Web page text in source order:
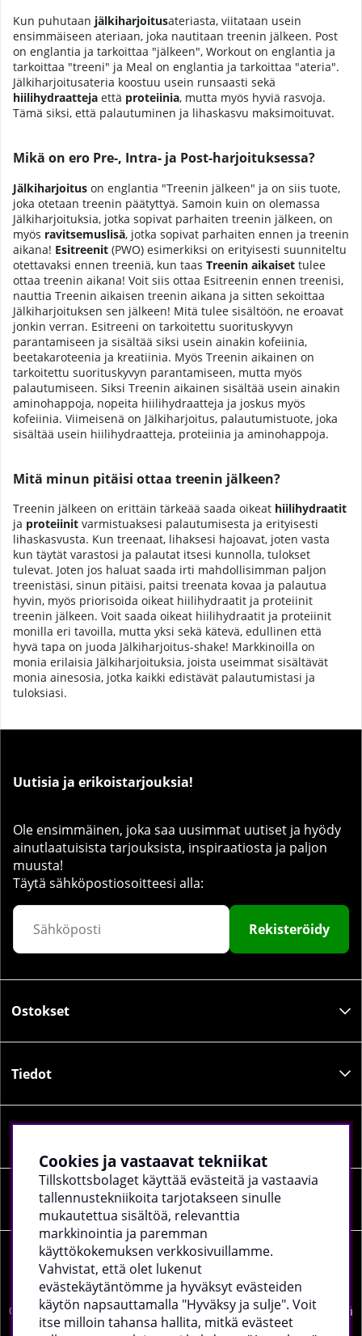
Kun puhutaan jälkiharjoitusateriasta, viitataan usein
ensimmäiseen ateriaan, joka nautitaan treenin jälkeen. Post
on englantia ja tarkoittaa "jälkeen", Workout on englantia ja
tarkoittaa "treeni" ja Meal on englantia ja tarkoittaa "ateria".
Jälkiharjoitusateria koostuu usein runsaasti sekä
hiilihydraatteja että proteiinia, mutta myös hyviä rasvoja.
Tämä siksi, että palautuminen ja lihaskasvu maksimoituvat.
Mikä on ero Pre-, Intra- ja Post-harjoituksessa?
Jälkiharjoitus on englantia "Treenin jälkeen" ja on siis tuote,
joka otetaan treenin päätyttyä. Samoin kuin on olemassa
Jälkiharjoituksia, jotka sopivat parhaiten treenin jälkeen, on
myös ravitsemuslisä, jotka sopivat parhaiten ennen ja treenin
aikana! Esitreenit (PWO) esimerkiksi on erityisesti suunniteltu
otettavaksi ennen treeniä, kun taas Treenin aikaiset tulee
ottaa treenin aikana! Voit siis ottaa Esitreenin ennen treenisi,
nauttia Treenin aikaisen treenin aikana ja sitten sekoittaa
Jälkiharjoituksen sen jälkeen! Mitä tulee sisältöön, ne eroavat
jonkin verran. Esitreeni on tarkoitettu suorituskyvyn
parantamiseen ja sisältää siksi usein ainakin kofeiinia,
beetakaroteenia ja kreatiinia. Myös Treenin aikainen on
tarkoitettu suorituskyvyn parantamiseen, mutta myös
palautumiseen. Siksi Treenin aikainen sisältää usein ainakin
aminohappoja, nopeita hiilihydraatteja ja joskus myös
kofeiinia. Viimeisenä on Jälkiharjoitus, palautumistuote, joka
sisältää usein hiilihydraatteja, proteiinia ja aminohappoja.
Mitä minun pitäisi ottaa treenin jälkeen?
Treenin jälkeen on erittäin tärkeää saada oikeat hiilihydraatit
ja proteiinit varmistuaksesi palautumisesta ja erityisesti
lihaskasvusta. Kun treenaat, lihaksesi hajoavat, joten vasta
kun täytät varastosi ja palautat itsesi kunnolla, tulokset
tulevat. Joten jos haluat saada irti mahdollisimman paljon
treenistäsi, sinun pitäisi, paitsi treenata kovaa ja palautua
hyvin, myös priorisoida oikeat hiilihydraatit ja proteiinit
treenin jälkeen. Voit saada oikeat hiilihydraatit ja proteiinit
monilla eri tavoilla, mutta yksi sekä kätevä, edullinen että
hyvä tapa on juoda Jälkiharjoitus-shake! Markkinoilla on
monia erilaisia Jälkiharjoituksia, joista useimmat sisältävät
monia ainesosia, jotka kaikki edistävät palautumistasi ja
tuloksiasi.
Uutisia ja erikoistarjouksia!
Ole ensimmäinen, joka saa uusimmat uutiset ja hyödy
ainutlaatuisista tarjouksista, inspiraatiosta ja paljon
muusta!
Täytä sähköpostiosoitteesi alla:
Rekisteröidy
Ostokset
Tiedot
Yrityksen tiedot
© 2026 tillskottsbolaget.fi. Käytämme evästeitä -lue lisää
täältä.
Cookies ja vastaavat tekniikat
Tillskottsbolaget käyttää evästeitä ja vastaavia
tallennustekniikoita tarjotakseen sinulle
mukautettua sisältöä, relevanttia
markkinointia ja paremman
käyttökokemuksen verkkosivuillamme.
Vahvistat, että olet lukenut
evästekäytäntömme ja hyväksyt evästeiden
käytön napsauttamalla "Hyväksy ja sulje". Voit
itse milloin tahansa hallita, mitkä evästeet